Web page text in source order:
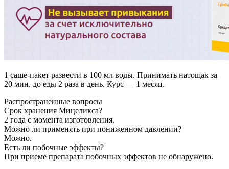
1 саше-пакет развести в 100 мл воды. Принимать натощак за
20 мин. до еды 2 раза в день. Курс — 1 месяц.
Распространенные вопросы
Срок хранения Мицеликса?
2 года с момента изготовления.
Можно ли применять при пониженном давлении?
Можно.
Есть ли побочные эффекты?
При приеме препарата побочных эффектов не обнаружено.